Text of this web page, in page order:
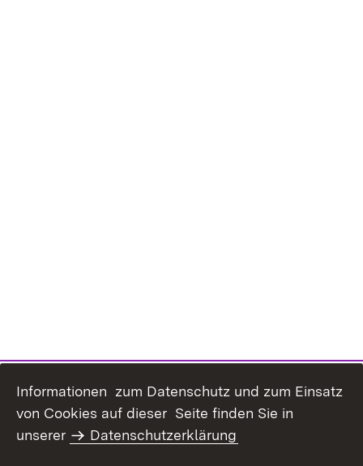
Informationen zum Datenschutz und zum Einsatz
von Cookies auf dieser Seite finden Sie in
unserer
Datenschutzerklärung